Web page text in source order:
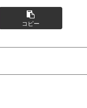
コピー